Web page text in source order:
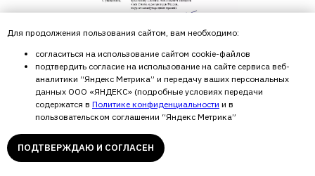
Для продолжения пользования сайтом, вам необходимо:
согласиться на использование сайтом cookie-файлов
подтвердить согласие на использование на сайте сервиса веб-
аналитики “Яндекс Метрика” и передачу ваших персональных
данных ООО «ЯНДЕКС» (подробные условиях передачи
содержатся в Политике конфиденциальности и в
пользовательском соглашении “Яндекс Метрика”
ПОДТВЕРЖДАЮ И СОГЛАСЕН